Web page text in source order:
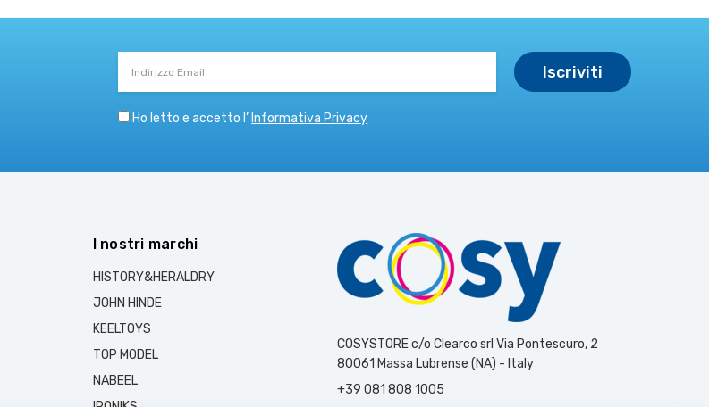
Email
Ho letto e accetto l’ Informativa Privacy
I nostri marchi
HISTORY&HERALDRY
JOHN HINDE
KEELTOYS
TOP MODEL
NABEEL
COSYSTORE c/o Clearco srl Via Pontescuro, 2
80061 Massa Lubrense (NA) - Italy
+39 081 808 1005